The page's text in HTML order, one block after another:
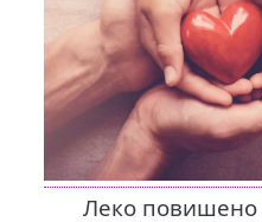
Леко повишено